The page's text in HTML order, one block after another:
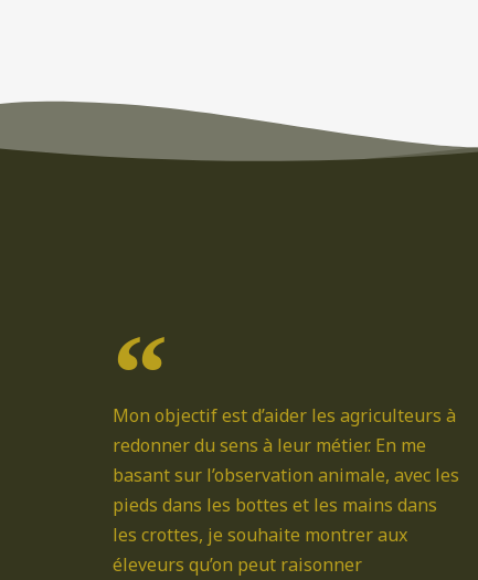
Mon objectif est d’aider les agriculteurs à
redonner du sens à leur métier. En me
basant sur l’observation animale, avec les
pieds dans les bottes et les mains dans
les crottes, je souhaite montrer aux
éleveurs qu’on peut raisonner